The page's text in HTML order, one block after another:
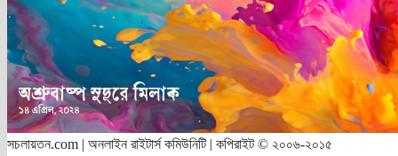
সচলায়তন.com | অনলাইন রাইটার্স কমিউনিটি | কপিরাইট © ২০০৬-২০১৫